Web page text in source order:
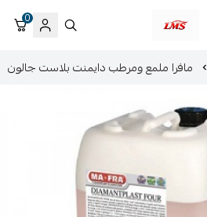
متجر لمسات الشرقية لزينة سيارات LMS
0
مافرا ملمع ومرطب دايمنت بلاست جالون